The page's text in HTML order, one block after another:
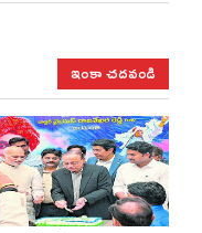
ఇంకా చదవండి